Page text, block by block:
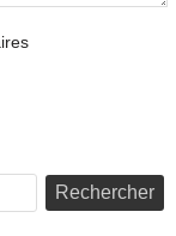
Rechercher